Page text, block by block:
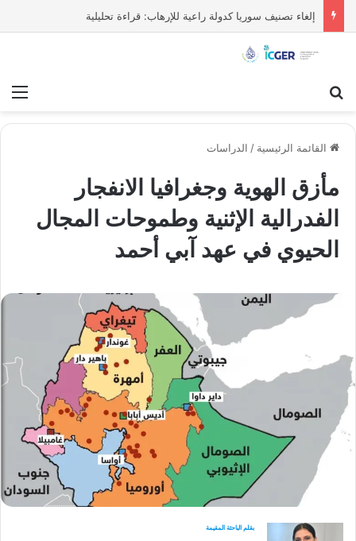
إلغاء تصنيف سوريا كدولة راعية للإرهاب: قراءة تحليلية
القائمة الرئيسية / الدراسات
مأزق الهوية وجغرافيا الانفجار
الفدرالية الإثنية وطموحات المجال
الحيوي في عهد آبي أحمد
بقلم الباحثة المقيمة